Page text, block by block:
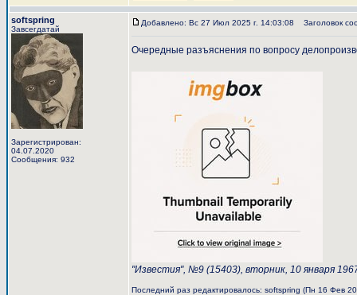
softspring
Завсегдатай
Зарегистрирован:
04.07.2020
Сообщения: 932
Добавлено: Вс 27 Июл 2025 г. 14:03:08 Заголовок
Очередные разъяснения по вопросу
"Известия", №9 (15403), вторник, 10 января
Последний раз редактировалось: softspring (Пн 16 Фев